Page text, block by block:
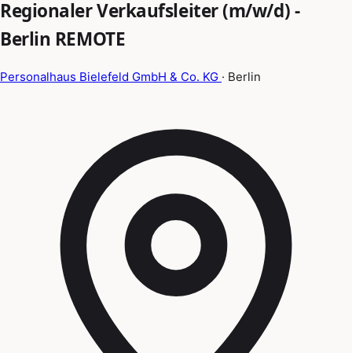
Regionaler Verkaufsleiter (m/w/d) -
Berlin REMOTE
Personalhaus Bielefeld GmbH & Co. KG · Berlin